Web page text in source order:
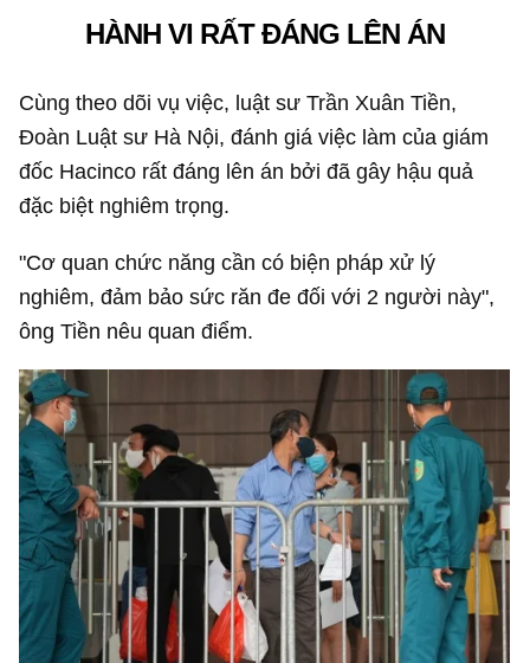
HÀNH VI RẤT ĐÁNG LÊN ÁN
Cùng theo dõi vụ việc, luật sư Trần Xuân Tiền,
Đoàn Luật sư Hà Nội, đánh giá việc làm của giám
đốc Hacinco rất đáng lên án bởi đã gây hậu quả
đặc biệt nghiêm trọng.
"Cơ quan chức năng cần có biện pháp xử lý
nghiêm, đảm bảo sức răn đe đối với 2 người này",
ông Tiền nêu quan điểm.